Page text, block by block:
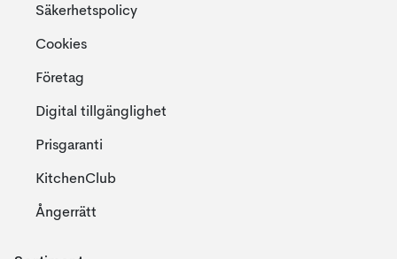
Säkerhetspolicy
Cookies
Företag
Digital tillgänglighet
Prisgaranti
KitchenClub
Ångerrätt